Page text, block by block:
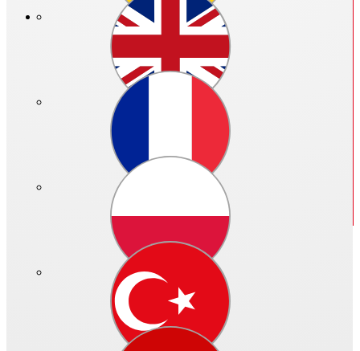
Veuillez vous identifier